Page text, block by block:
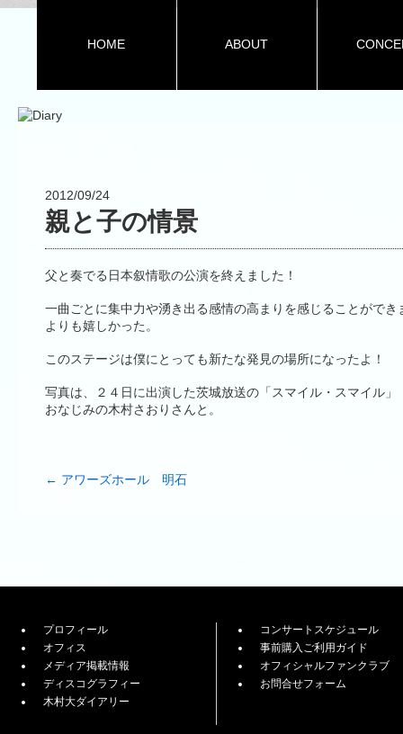
HOME ABOUT
2012/09/24
親と子の情景
父と奏でる日本叙情歌の公演を終えました！
一曲ごとに集中力や湧き出る感情の高まりを感じることがで
よりも嬉しかった。
このステージは僕にとっても新たな発見の場所になったよ！
写真は、２４日に出演した茨城放送の「スマイル・スマイル」
おなじみの木村さおりさんと。
← アワーズホール 明石
プロフィール
オフィス
メディア掲載情報
ディスコグラフィー
木村大ダイアリー
コンサートスケジュール
事前購入ご利用ガイド
オフィシャルファンクラブ
お問合せフォーム